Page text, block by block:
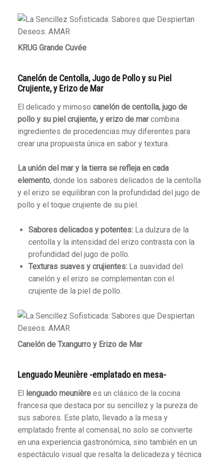
KRUG Grande Cuvée
Canelón de Centolla, Jugo de Pollo y su Piel
Crujiente, y Erizo de Mar
El delicado y mimoso canelón de centolla, jugo de
pollo y su piel crujiente, y erizo de marcombina
ingredientes de procedencias muy diferentes para
crear una propuesta única en sabor y textura.
La unión del mar y la tierra se refleja en cada
elemento, donde los sabores delicados de la centolla
y el erizo se equilibran con la profundidad del jugo de
pollo y el toque crujiente de su piel.
Sabores delicados y potentes:La dulzura de la
centolla y la intensidad del erizo contrasta con la
profundidad del jugo de pollo.
Texturas suaves y crujientes:La suavidad del
canelón y el erizo se complementan con el
crujiente de la piel de pollo.
Canelón de Txangurro y Erizo de Mar
Lenguado Meunière -emplatado en mesa-
El lenguado meunièrees un clásico de la cocina
francesa que destaca por su sencillez y la pureza de
sus sabores. Este plato, llevado a la mesa y
emplatado frente al comensal, no solo se convierte
en una experiencia gastronómica, sino también en un
espectáculo visual que resalta la delicadeza y técnica